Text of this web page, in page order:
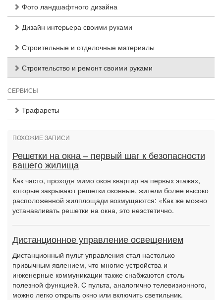
Фото ландшафтного дизайна
Дизайн интерьера своими руками
Строительные и отделочные материалы
Строительство и ремонт своими руками
СЕРВИСЫ
Трафареты
ПОХОЖИЕ ЗАПИСИ
Решетки на окна – первый шаг к безопасности
вашего жилища
Как часто, проходя мимо окон квартир на первых этажах,
которые закрывают решетки оконные, жители более высоко
расположенной жилплощади возмущаются: «Как же можно
устанавливать решетки на окна, это неэстетично.
Дистанционное управление освещением
Дистанционный пульт управления стал настолько
привычным явлением, что многие устройства и
инженерные коммуникации также снабжаются столь
полезной функцией. С пульта, аналогично телевизионного,
можно легко открыть окно или включить светильник.